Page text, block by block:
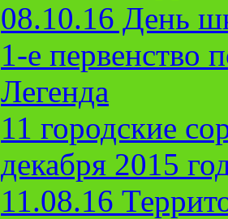
08.10.16 День
1-е первенство
Легенда
11 городские
декабря 2015
11.08.16